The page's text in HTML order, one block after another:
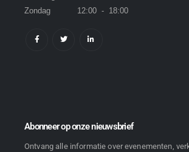
Zondag 12:00 - 18:00
Abonneer op onze nieuwsbrief
Ontvang alle informatie over evenementen,